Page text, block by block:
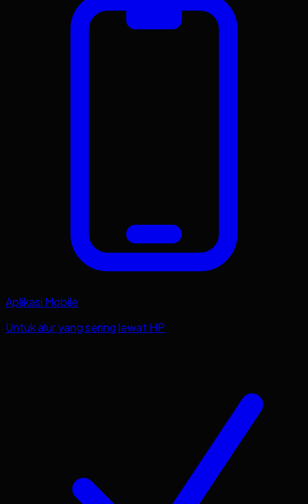
Aplikasi Mobile
Untuk alur yang sering lewat HP